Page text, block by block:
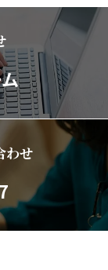
わせ